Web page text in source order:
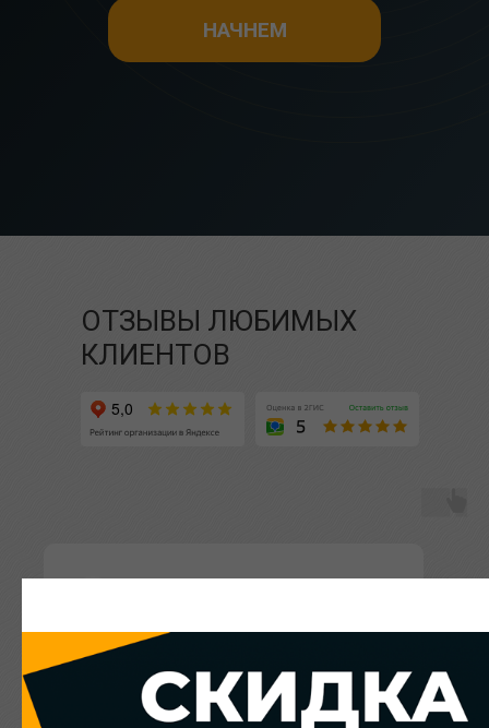
НАЧНЕМ
ОТЗЫВЫ ЛЮБИМЫХ
КЛИЕНТОВ
На данный момент лучший салон мужского
костюма в Казани! Ассортимент, ценники, а
главное качество! Респект опытным